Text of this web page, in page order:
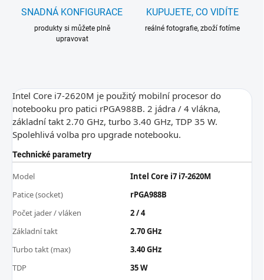
SNADNÁ KONFIGURACE
produkty si můžete plně
upravovat
KUPUJETE, CO VIDÍTE
reálné fotografie, zboží fotíme
Intel Core i7-2620M je použitý mobilní procesor do
notebooku pro patici rPGA988B. 2 jádra / 4 vlákna,
základní takt 2.70 GHz, turbo 3.40 GHz, TDP 35 W.
Spolehlivá volba pro upgrade notebooku.
Technické parametry
Model
Intel Core i7 i7-2620M
Patice (socket)
rPGA988B
Počet jader / vláken
2 / 4
Základní takt
2.70 GHz
Turbo takt (max)
3.40 GHz
TDP
35 W